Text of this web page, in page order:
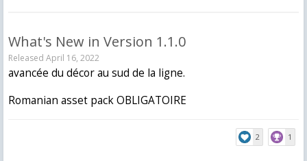
What's New in Version 1.1.0
Released April 16, 2022
avancée du décor au sud de la ligne.
Romanian asset pack OBLIGATOIRE
2 1